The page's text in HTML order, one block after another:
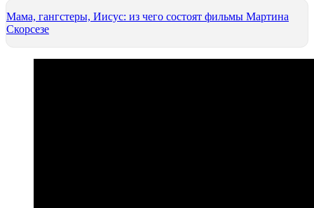
Мама, гангстеры, Иисус: из чего состоят фильмы Мартина
Скорсезе